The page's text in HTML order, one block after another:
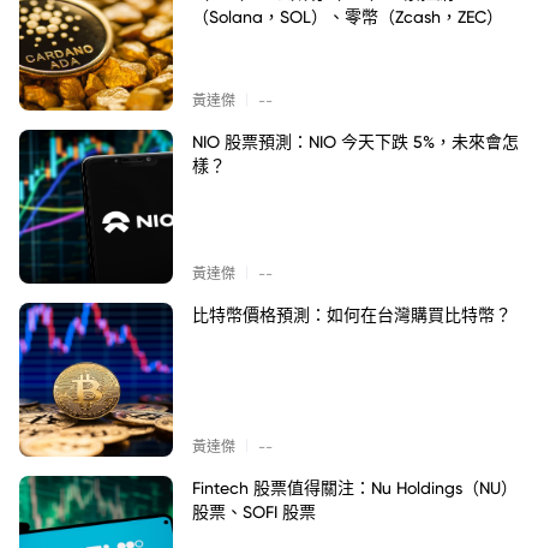
（Solana，SOL）、零幣（Zcash，ZEC）
黃達傑 --
NIO 股票預測：NIO 今天下跌 5%，未來會怎
樣？
黃達傑 --
比特幣價格預測：如何在台灣購買比特幣？
黃達傑 --
Fintech 股票值得關注：Nu Holdings（NU）
股票、SOFI 股票